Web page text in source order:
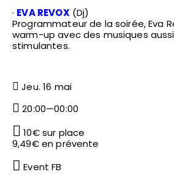
· EVA REVOX(Dj)
Programmateur de la soirée, Eva
warm-up avec des musiques
stimulantes.
Jeu. 16 mai
20:00—00:00
10€ sur place
9,49€ en prévente
Event FB